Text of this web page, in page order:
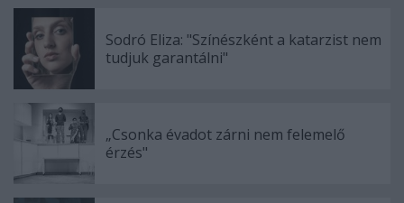
Sodró Eliza: "Színészként a katarzist nem
tudjuk garantálni"
„Csonka évadot zárni nem felemelő
érzés"